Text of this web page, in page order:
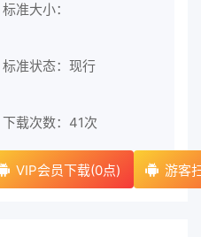
标准大小：
标准状态：现行
下载次数： 41次
VIP会员下载(0点) 游客